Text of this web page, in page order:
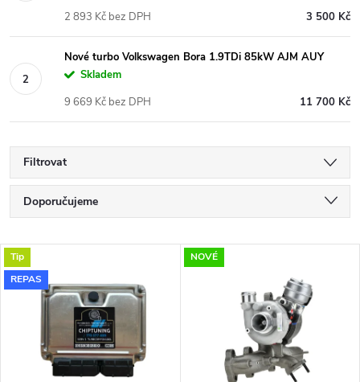
3 500 Kč
2 893 Kč bez DPH
Nové turbo Volkswagen Bora 1.9TDi 85kW AJM AUY
Skladem
11 700 Kč
9 669 Kč bez DPH
Filtrovat
Ř
a
z
Doporučujeme
Nejdražší
Nejprodávanější
V
ý
Tip
REPAS
NOVÉ